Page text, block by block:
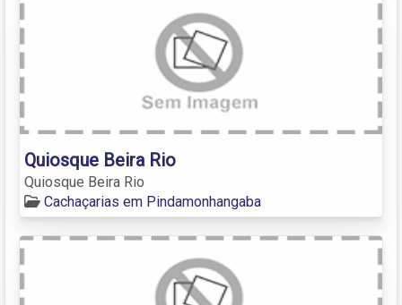
Quiosque Beira Rio
Quiosque Beira Rio
Cachaçarias em Pindamonhangaba